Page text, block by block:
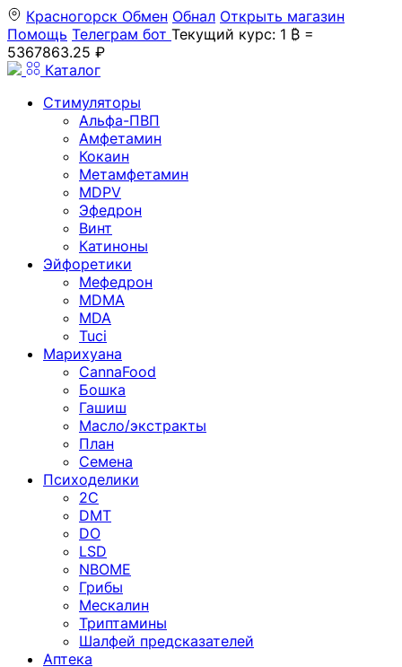
Красногорск Обмен Обнал Открыть магазин
Помощь Телеграм бот Текущий курс: 1 ₿ =
5367863.25 ₽
Каталог
Стимуляторы
Альфа-ПВП
Амфетамин
Кокаин
Метамфетамин
MDPV
Эфедрон
Винт
Катиноны
Эйфоретики
Мефедрон
MDMA
MDA
Tuci
Марихуана
CannaFood
Бошка
Гашиш
Масло/экстракты
План
Семена
Психоделики
2C
DMT
DO
LSD
NBOME
Грибы
Мескалин
Триптамины
Шалфей предсказателей
Аптека